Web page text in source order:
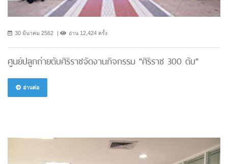
30 มีนาคม 2562 อ่าน 12,424 ครั้ง
ศูนย์ปลูกถ่ายตับศิริราชจัดงานกิจกรรม "ศิริราช 300 ตับ"
อ่านต่อ